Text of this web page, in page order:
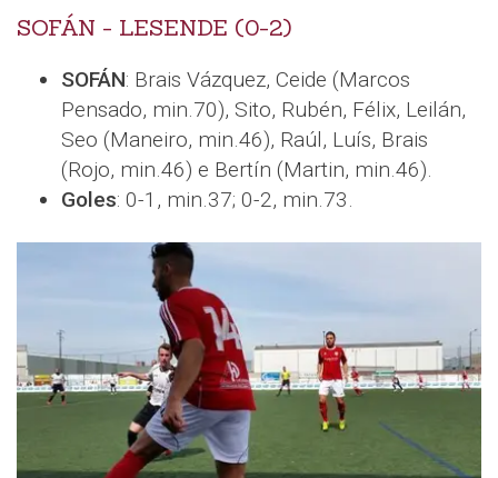
SOFÁN - LESENDE (0-2)
SOFÁN: Brais Vázquez, Ceide (Marcos
Pensado, min.70), Sito, Rubén, Félix, Leilán,
Seo (Maneiro, min.46), Raúl, Luís, Brais
(Rojo, min.46) e Bertín (Martin, min.46).
Goles: 0-1, min.37; 0-2, min.73.